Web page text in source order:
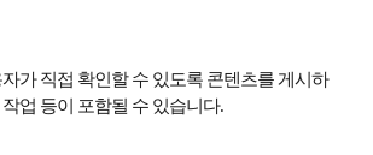
가 직접 확인할 수 있도록 콘텐츠를 게시하
작업 등이 포함될 수 있습니다.